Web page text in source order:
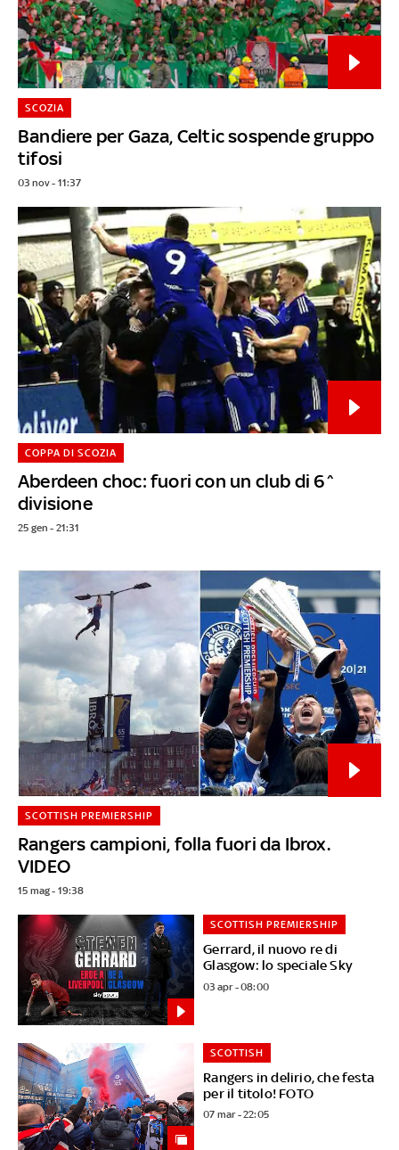
Bandiere per Gaza, Celtic sospende gruppo
tifosi
SCOZIA
03 nov - 11:37
Aberdeen choc: fuori con un club di 6^
divisione
COPPA DI SCOZIA
25 gen - 21:31
Rangers campioni, folla fuori da Ibrox.
VIDEO
SCOTTISH PREMIERSHIP
15 mag - 19:38
Gerrard, il nuovo re di
Glasgow: lo speciale Sky
SCOTTISH PREMIERSHIP
03 apr - 08:00
Rangers in delirio, che festa
per il titolo! FOTO
SCOTTISH
07 mar - 22:05